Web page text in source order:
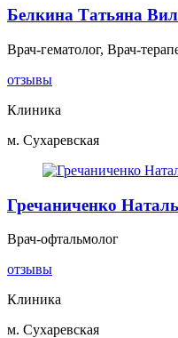
Белкина Татьяна
Врач-гематолог, Врач-
отзывы
Клиника
м. Сухаревская
Гречаниченко
Врач-офтальмолог
отзывы
Клиника
м. Сухаревская